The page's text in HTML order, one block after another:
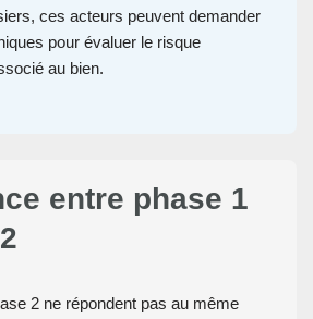
ces acteurs peuvent demander
pour évaluer le risque
au bien.
entre phase 1
2 ne répondent pas au même